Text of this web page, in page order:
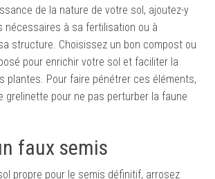
de la nature de votre sol, ajoutez-y
nécessaires à sa fertilisation ou à
structure. Choisissez un bon compost ou
pour enrichir votre sol et faciliter la
plantes. Pour faire pénétrer ces éléments,
grelinette pour ne pas perturber la faune
faux semis
propre pour le semis définitif, arrosez